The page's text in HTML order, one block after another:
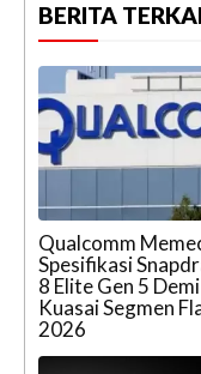
BERITA
Qualcomm
Spesifikasi
8 Elite Gen 5 Demi
Kuasai Segmen
2026